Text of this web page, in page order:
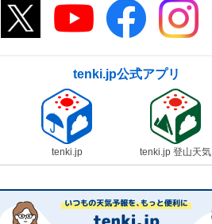
tenki.jp公式アプリ
tenki.jp tenki.jp 登山天気